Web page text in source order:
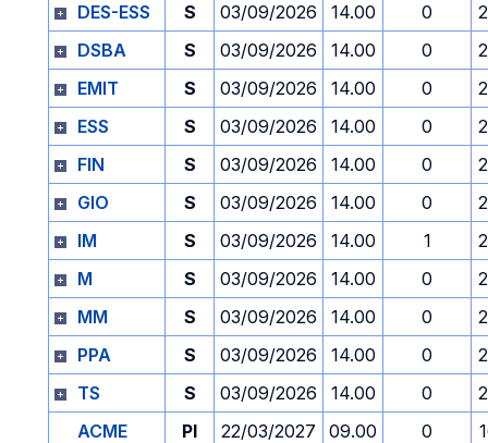
DES-ESS
S 03/09/2026 14.00 0
DSBA
S 03/09/2026 14.00 0
EMIT
S 03/09/2026 14.00 0
ESS
S 03/09/2026 14.00 0
FIN
S 03/09/2026 14.00 0
GIO
S 03/09/2026 14.00 0
IM
S 03/09/2026 14.00 1
M
S 03/09/2026 14.00 0
MM
S 03/09/2026 14.00 0
PPA
S 03/09/2026 14.00 0
TS
S 03/09/2026 14.00 0
ACME
PI 22/03/2027 09.00 0